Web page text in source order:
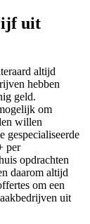
uit
altijd
hebben
geld.
om
willen
gespecialiseerde
per
opdrachten
daarom altijd
om een
uit